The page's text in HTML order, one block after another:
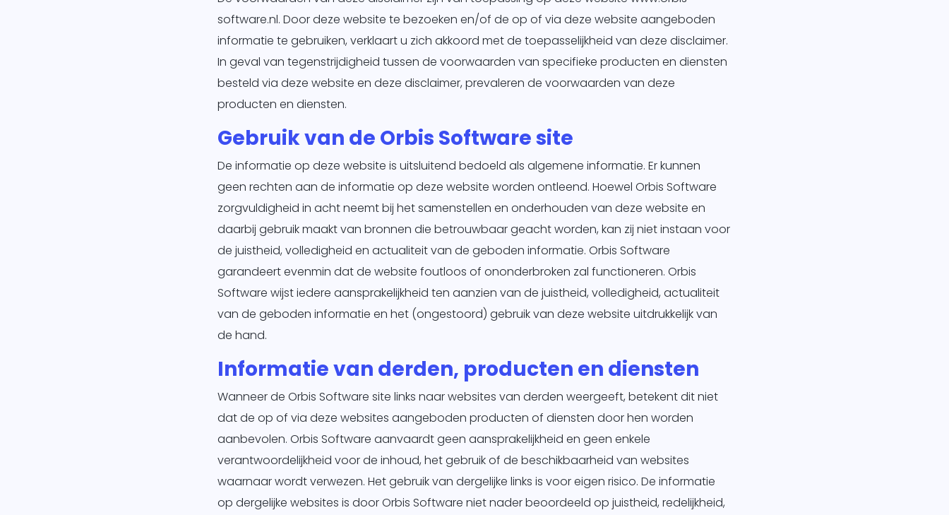
Marketing
Banking
Overig
software.nl. Door deze website te bezoeken en/of de op of via deze website aangeboden
informatie te gebruiken, verklaart u zich akkoord met de toepasselijkheid van deze disclaimer.
In geval van tegenstrijdigheid tussen de voorwaarden van specifieke producten en diensten
besteld via deze website en deze disclaimer, prevaleren de voorwaarden van deze
producten en diensten.
Gebruik van de Orbis Software site
De informatie op deze website is uitsluitend bedoeld als algemene informatie. Er kunnen
geen rechten aan de informatie op deze website worden ontleend. Hoewel Orbis Software
zorgvuldigheid in acht neemt bij het samenstellen en onderhouden van deze website en
daarbij gebruik maakt van bronnen die betrouwbaar geacht worden, kan zij niet instaan voor
de juistheid, volledigheid en actualiteit van de geboden informatie. Orbis Software
garandeert evenmin dat de website foutloos of ononderbroken zal functioneren. Orbis
Software wijst iedere aansprakelijkheid ten aanzien van de juistheid, volledigheid, actualiteit
van de geboden informatie en het (ongestoord) gebruik van deze website uitdrukkelijk van
de hand.
Informatie van derden, producten en diensten
Wanneer de Orbis Software site links naar websites van derden weergeeft, betekent dit niet
dat de op of via deze websites aangeboden producten of diensten door hen worden
aanbevolen. Orbis Software aanvaardt geen aansprakelijkheid en geen enkele
verantwoordelijkheid voor de inhoud, het gebruik of de beschikbaarheid van websites
waarnaar wordt verwezen. Het gebruik van dergelijke links is voor eigen risico. De informatie
op dergelijke websites is door Orbis Software niet nader beoordeeld op juistheid, redelijkheid,